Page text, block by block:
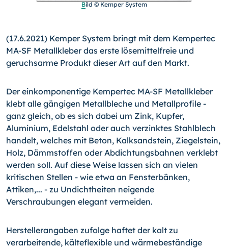
Bild © Kemper System
(17.6.2021) Kemper System bringt mit dem Kempertec
MA-SF Metallkleber das erste lösemittelfreie und
geruchsarme Produkt dieser Art auf den Markt.
Der einkomponentige Kempertec MA-SF Metallkleber
klebt alle gängigen Metallbleche und Metallprofile -
ganz gleich, ob es sich dabei um Zink, Kupfer,
Aluminium, Edelstahl oder auch verzinktes Stahlblech
handelt, welches mit Beton, Kalksandstein, Ziegelstein,
Holz, Dämmstoffen oder Abdichtungsbahnen verklebt
werden soll. Auf diese Weise lassen sich an vielen
kritischen Stellen - wie etwa an Fensterbänken,
Attiken,... - zu Undichtheiten neigende
Verschraubungen elegant vermeiden.
Herstellerangaben zufolge haftet der kalt zu
verarbeitende, kälteflexible und wärmebeständige